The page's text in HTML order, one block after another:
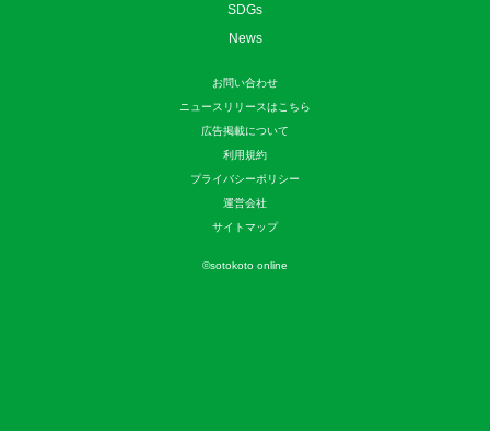
SDGs
News
お問い合わせ
ニュースリリースはこちら
広告掲載について
利用規約
プライバシーポリシー
運営会社
サイトマップ
©sotokoto online